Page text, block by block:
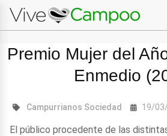
Premio Mujer del
Enmedio
Campurrianos Sociedad 19/
El público procedente de las